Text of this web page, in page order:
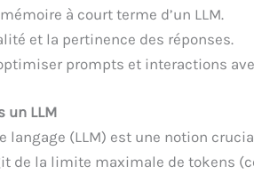
à court terme d’un LLM.
et la pertinence des réponses.
prompts et interactions
un LLM
langage (LLM) est une notion
de la limite maximale de tokens